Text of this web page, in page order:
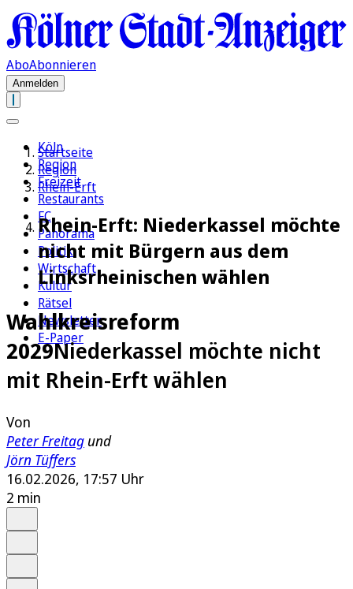
AboAbonnieren
Anmelden
Köln
Region
Freizeit
Restaurants
FC
Panorama
Politik
Wirtschaft
Kultur
Rätsel
Newsletter
E-Paper
Startseite
Region
Rhein-Erft
Rhein-Erft: Niederkassel möchte
nicht mit Bürgern aus dem
Linksrheinischen wählen
Wahlkreisreform
2029Niederkassel möchte nicht
mit Rhein-Erft wählen
Von
Peter Freitag und
Jörn Tüffers
16.02.2026, 17:57 Uhr
2 min